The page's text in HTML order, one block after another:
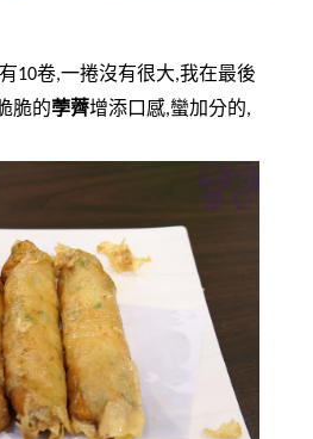
10卷,一捲沒有很大,我在最後
脆的荸薺增添口感,蠻加分的,